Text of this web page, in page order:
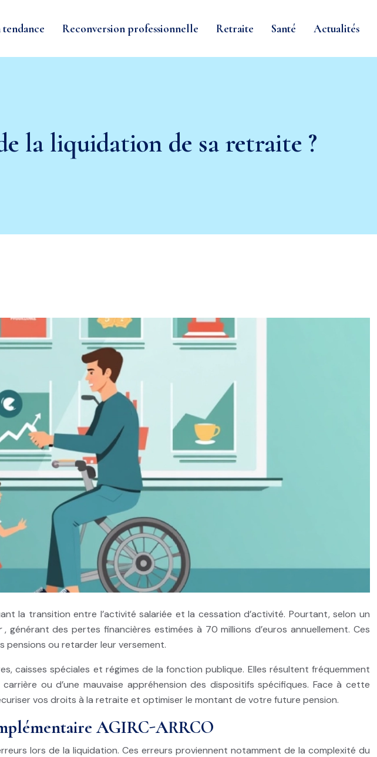
Reconversion professionnelle Retraite Santé Actualités
la liquidation de sa retraite ?
la transition entre l’activité salariée et la cessation d’activité. Pourtant, selon un
, générant des pertes financières estimées à 70 millions d’euros annuellement. Ces
pensions ou retarder leur versement.
caisses spéciales et régimes de la fonction publique. Elles résultent fréquemment
ou d’une mauvaise appréhension des dispositifs spécifiques. Face à cette
vos droits à la retraite et optimiser le montant de votre future pension.
AGIRC-ARRCO
lors de la liquidation. Ces erreurs proviennent notamment de la complexité du